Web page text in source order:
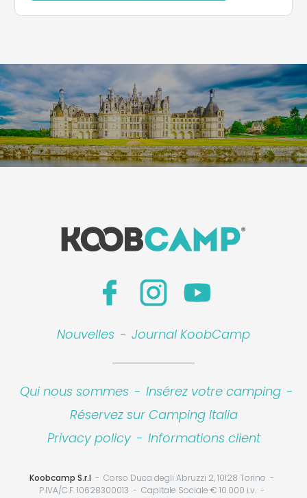
Nouvelles - Journal KoobCamp
Qui nous sommes - Insérez votre camping -
Réservez sur Camping Italia
Privacy policy - Informations client
Koobcamp S.r.l
Corso Duca degli Abruzzi 2, 10128 Torino
P.IVA/C.F. 10628300013
Capitale Sociale € 10.000 i.v.